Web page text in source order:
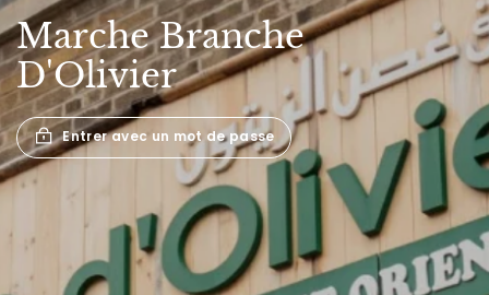
MarcheBranche
D'Olivier
Entrer avec un mot de passe